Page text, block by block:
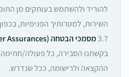
להוריד ולהשתמש בעותקים מן
השירות, למטרותיך הפנימיות,
3.7מסמכי הבטחה (Further Assurances)
בקשתנו הסבירה, כל פעולה/
ההקצאה ולרישומה, ככל שנדרש.